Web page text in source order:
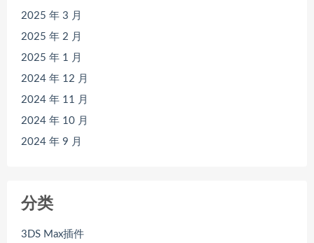
2025 年 3 月
2025 年 2 月
2025 年 1 月
2024 年 12 月
2024 年 11 月
2024 年 10 月
2024 年 9 月
分类
3DS Max插件